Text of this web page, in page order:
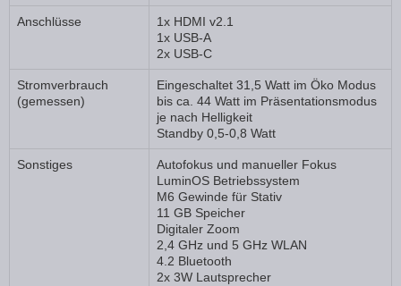
Anschlüsse
1x HDMI v2.1
1x USB-A
2x USB-C
Stromverbrauch
(gemessen)
Eingeschaltet 31,5 Watt im Öko Modus
bis ca. 44 Watt im Präsentationsmodus
je nach Helligkeit
Standby 0,5-0,8 Watt
Sonstiges
Autofokus und manueller Fokus
LuminOS Betriebssystem
M6 Gewinde für Stativ
11 GB Speicher
Digitaler Zoom
2,4 GHz und 5 GHz WLAN
4.2 Bluetooth
2x 3W Lautsprecher